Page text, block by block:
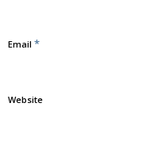
Email *
Website